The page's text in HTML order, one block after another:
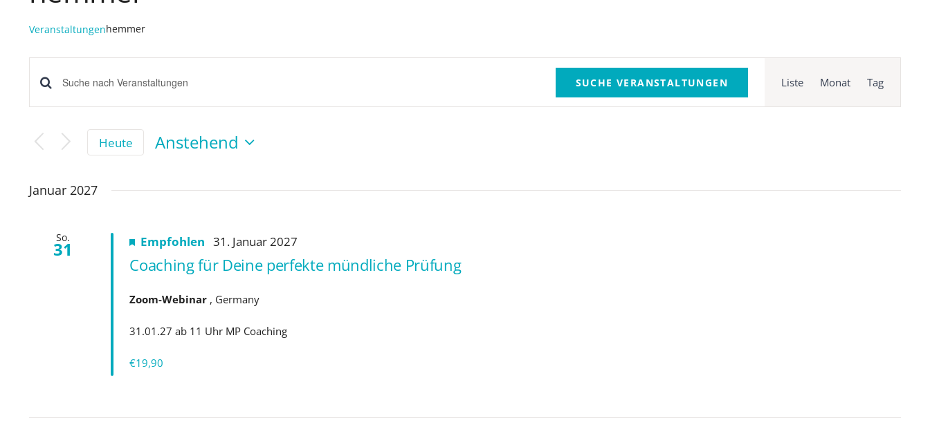
Veranstaltungenhemmer
Veranstaltungen
Suche
und
Navigation
Bitte
eingeben.
Suche
Veranstaltungen
SUCHE VERANSTALTUNGEN
Ansichten-
Navigation
Liste Monat Tag
Heute
Anstehend
Januar 2027
So.
31 Empfohlen 31. Januar 2027
Coaching für Deine perfekte mündliche Prüfung
Zoom-Webinar , Germany
31.01.27 ab 11 Uhr MP Coaching
€19,90